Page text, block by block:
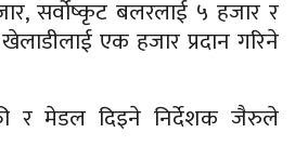
सर्वोष्कृट बलरलाई ५ हजार र
एक हजार प्रदान गरिने
र मेडल दिइने निर्देशक जैरुले